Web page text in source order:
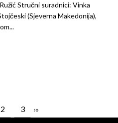
Stručni suradnici: Vinka
(Sjeverna Makedonija),
2 3 ›»